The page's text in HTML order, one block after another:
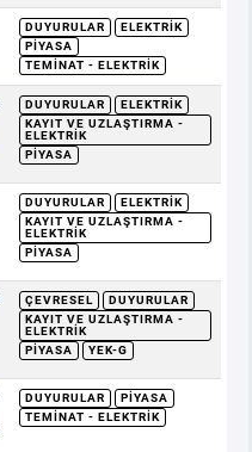
DUYURULAR
ELEKTRIK
PIYASA
TEMINAT - ELEKTRIK
DUYURULAR
ELEKTRIK
KAYIT VE UZLAŞTIRMA -
ELEKTRIK
PIYASA
DUYURULAR
ELEKTRIK
KAYIT VE UZLAŞTIRMA -
ELEKTRIK
PIYASA
ÇEVRESEL
DUYURULAR
KAYIT VE UZLAŞTIRMA -
ELEKTRIK
PIYASA
YEK-G
DUYURULAR
PIYASA
TEMINAT - ELEKTRIK